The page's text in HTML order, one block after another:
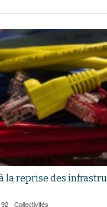
la reprise des
92- Collectivités